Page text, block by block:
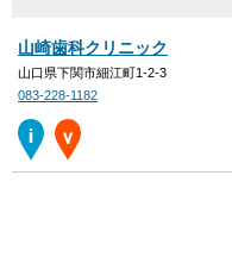
山崎歯科クリニック
山口県下関市細江町1-2-3
083-228-1182